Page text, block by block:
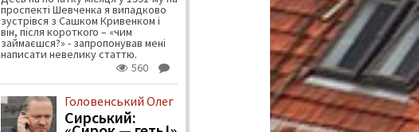
проспекті Шевченка я випадково
зустрівся з Сашком Кривенком і
він, після короткого – «чим
займаєшся?» - запропонував мені
написати невелику статтю.
560
Головенський Олег
Сирський: